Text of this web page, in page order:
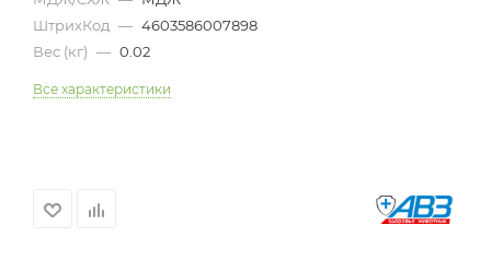
ШтрихКод — 4603586007898
Вес (кг) — 0.02
Все характеристики